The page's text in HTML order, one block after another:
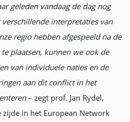
geleden vandaag de dag nog
interpretaties van
regio hebben afgespeeld na de
plaatsen, kunnen we ook de
van individuele naties en de
aan dit conflict in het
– zegt prof. Jan Rydel,
in het European Network